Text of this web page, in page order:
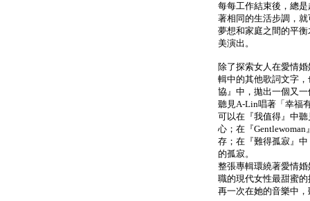
每每工作結束後，總
著相同的生活步調，
夢想和家庭之間的平
美演出。
除了探索女人在愛情
輯中的其他歌詞文字
協』中，拋出一個又
聽見A-Lin唱著「幸福
可以在『我值得』中
心；在『
存；在『難得孤寂』
的孤寂。
整張專輯環繞著愛情
職的現代女性最甜蜜
再一次在她的音樂中